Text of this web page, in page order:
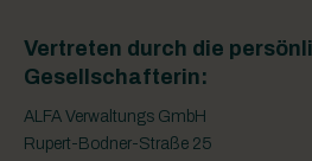
Vertreten durch die
Gesellschafterin:
ALFA Verwaltungs GmbH
Rupert-Bodner-Straße 25